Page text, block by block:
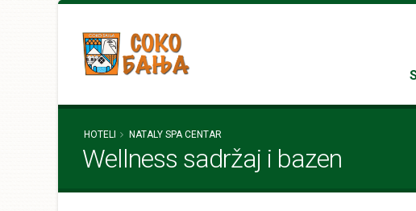
HOTELI NATALY SPA CENTAR
Wellness sadržaj i bazen